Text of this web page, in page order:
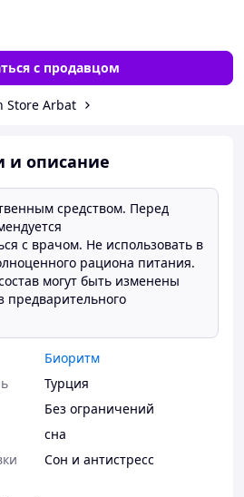
с продавцом
Store Arbat
и описание
средством. Перед
с врачом. Не использовать в
рациона питания.
могут быть изменены
предварительного
Биоритм
Турция
Без ограничений
сна
Сон и антистресс